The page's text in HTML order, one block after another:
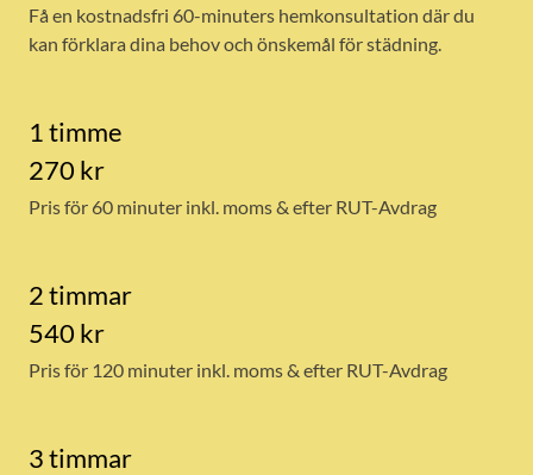
Få en kostnadsfri 60-minuters hemkonsultation där du
kan förklara dina behov och önskemål för städning.
1 timme
270 kr
Pris för 60 minuter inkl. moms & efter RUT-Avdrag
2 timmar
540 kr
Pris för 120 minuter inkl. moms & efter RUT-Avdrag
3 timmar